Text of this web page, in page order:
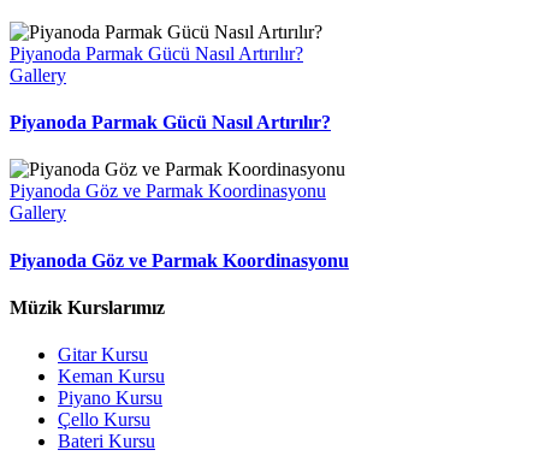
Piyanoda Parmak Gücü Nasıl Artırılır?
Gallery
Piyanoda Parmak Gücü Nasıl Artırılır?
Piyanoda Göz ve Parmak Koordinasyonu
Gallery
Piyanoda Göz ve Parmak Koordinasyonu
Müzik Kurslarımız
Gitar Kursu
Keman Kursu
Piyano Kursu
Çello Kursu
Bateri Kursu